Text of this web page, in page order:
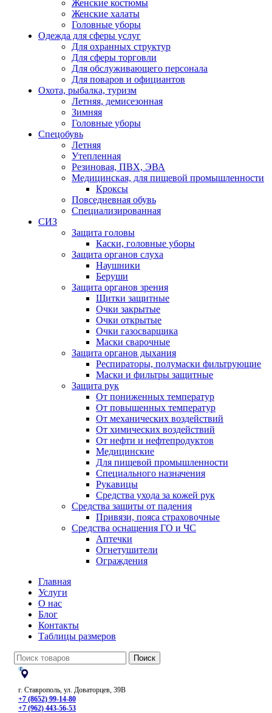
Женские костюмы
Женские халаты
Головные уборы
Одежда для сферы услуг
Для охранных структур
Для сферы торговли
Для обслуживающего персонала
Для поваров и официантов
Охота, рыбалка, туризм
Летняя, демисезонная
Зимняя
Головные уборы
Спецобувь
Летняя
Утепленная
Резиновая, ПВХ, ЭВА
Медицинская, для пищевой промышленности
Кроксы
Повседневная обувь
Специализированная
СИЗ
Защита головы
Каски, головные уборы
Защита органов слуха
Наушники
Беруши
Защита органов зрения
Щитки защитные
Очки закрытые
Очки открытые
Очки газосварщика
Маски сварочные
Защита органов дыхания
Респираторы, полумаски фильтрующие
Маски и фильтры защитные
Защита рук
От пониженных температур
От повышенных температур
От механических воздействий
От химических воздействий
От нефти и нефтепродуктов
Медицинские
Для пищевой промышленности
Специального назначения
Рукавицы
Средства ухода за кожей рук
Средства защиты от падения
Привязи, пояса страховочные
Средства оснащения ГО и ЧС
Аптечки
Огнетушители
Ограждения
Главная
Услуги
О нас
Блог
Контакты
Таблицы размеров
Поиск
г. Ставрополь, ул. Доваторцев, 39В
+7 (8652) 99-14-80
+7 (962) 443-56-53